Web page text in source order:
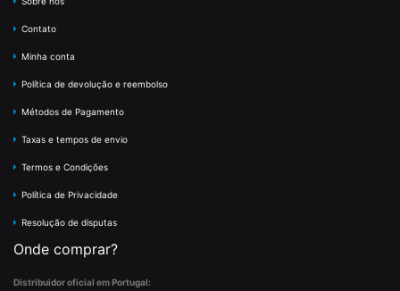
Contato
Minha conta
Política de devolução e reembolso
Métodos de Pagamento
Taxas e tempos de envio
Termos e Condições
Política de Privacidade
Resolução de disputas
Onde comprar?
Distribuidor oficial em Portugal: